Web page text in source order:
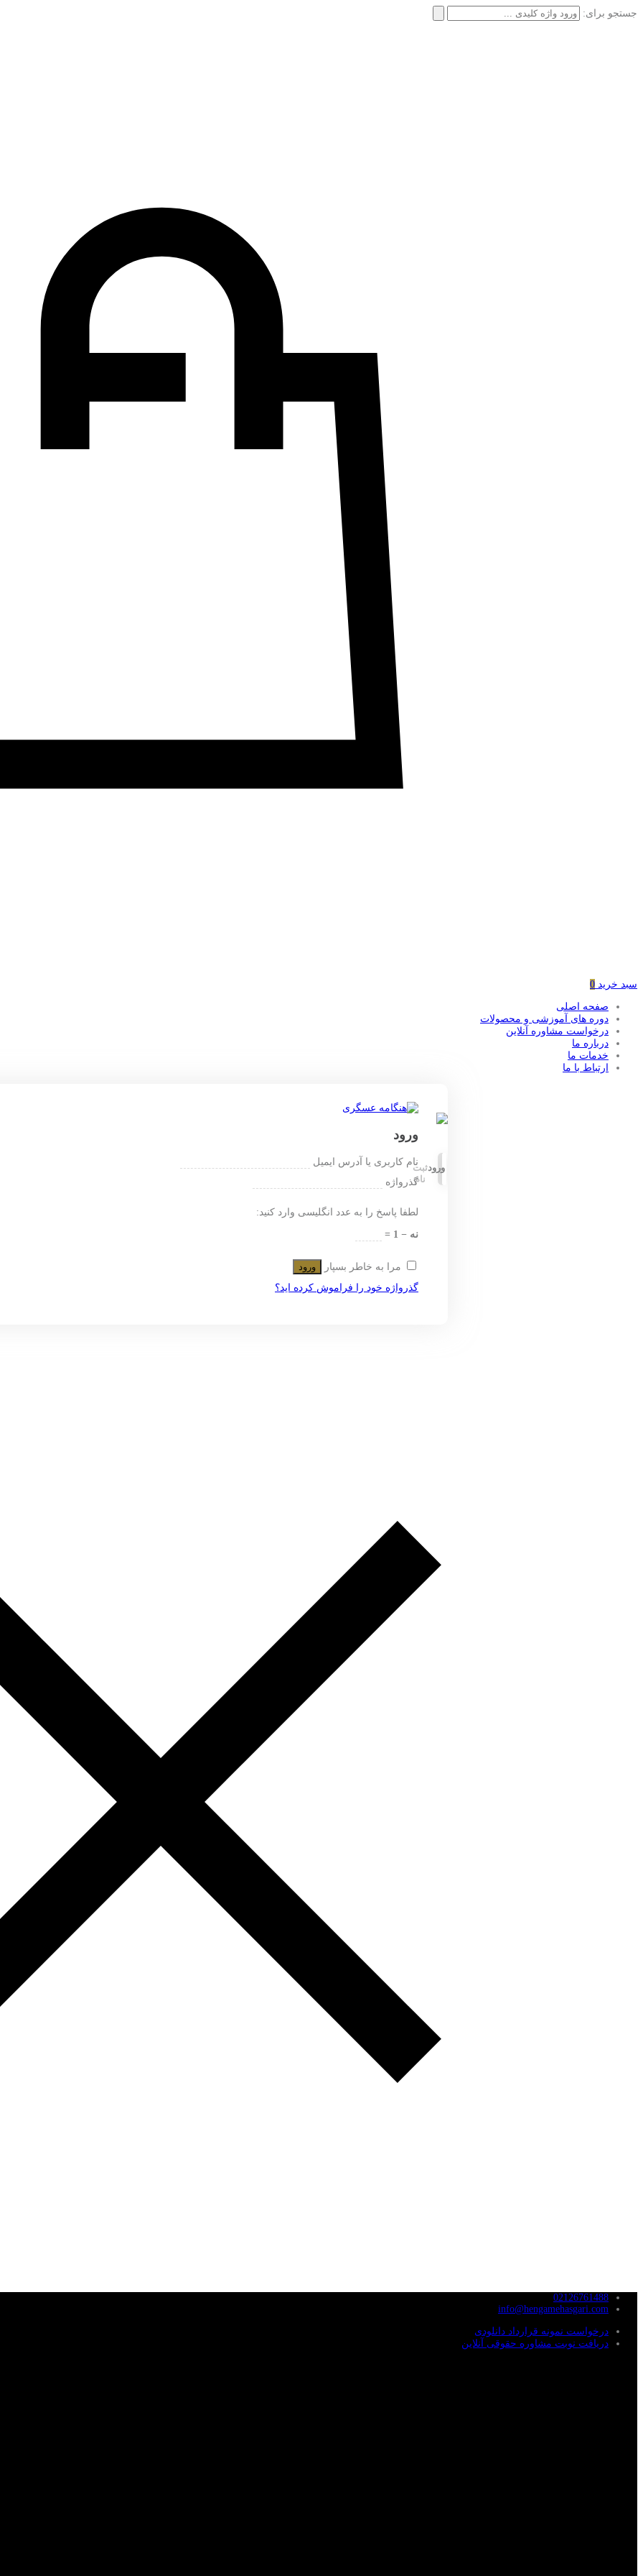
جستجو برای:
سبد خرید 0
صفحه اصلی
دوره های آموزشی و محصولات
درخواست مشاوره آنلاین
درباره ما
خدمات ما
ارتباط با ما
ورودثبت
نام
ورود
نام کاربری یا آدرس ایمیل
گذرواژه
لطفا پاسخ را به عدد انگلیسی وارد کنید:
نه − 1 =
مرا به خاطر بسپار
ورود
گذرواژه خود را فراموش کرده اید؟
02126761488
info@hengamehasgari.com
درخواست نمونه قرارداد دانلودی
دریافت نوبت مشاوره حقوقی آنلاین